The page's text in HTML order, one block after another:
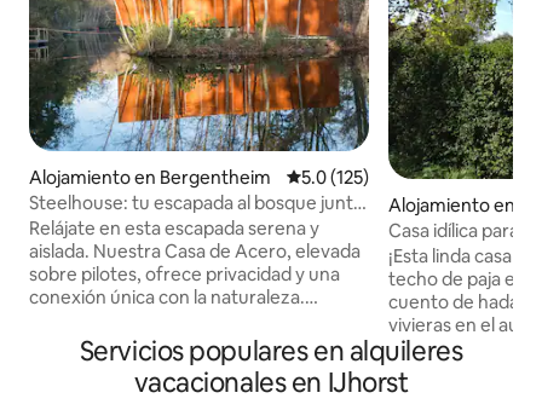
Alojamiento en Bergentheim Calificación promedio: 5.0 de
5.0 (125)
Steelhouse: tu escapada al bosque junto
al lago
Relájate en esta escapada serena y
aislada. Nuestra Casa de Acero, elevada
sobre pilotes, ofrece privacidad y una
conexión única con la naturaleza.
tranquilo. En su punto más alto sobre el
agua, una sala de estar con una estufa
de leña de 360º te mantiene acogedor.
Alojamiento en
Casa idílica para
¡Esta linda casa
techo de paja es
cuento de hadas!
vivieras en el
(Norte) Los barcos se pueden alquilar a
los vecinos y los
encuentran a solo 6
Servicios populares en alquileres
vacacionales en IJhorst